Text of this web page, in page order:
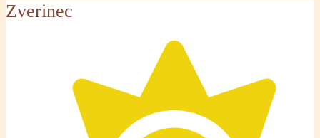
Zverinec